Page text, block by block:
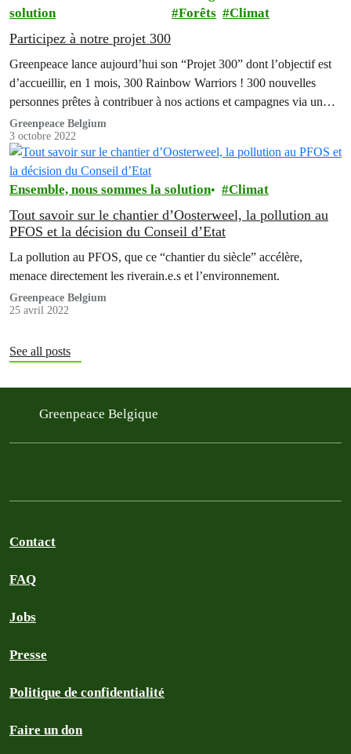
solution
Forêts
Climat
Participez à notre projet 300
Greenpeace lance aujourd’hui son “Projet 300” dont l’objectif est
d’accueillir, en 1 mois, 300 Rainbow Warriors ! 300 nouvelles
personnes prêtes à contribuer à nos actions et campagnes via un
soutien mensuel.
Greenpeace Belgium
3 octobre 2022
Ensemble, nous sommes la solution Climat
Tout savoir sur le chantier d’Oosterweel, la pollution au
PFOS et la décision du Conseil d’Etat
La pollution au PFOS, que ce “chantier du siècle” accélère,
menace directement les riverain.e.s et l’environnement.
Greenpeace Belgium
25 avril 2022
See all posts
Greenpeace Belgique
Contact
FAQ
Jobs
Presse
Politique de confidentialité
Faire un don